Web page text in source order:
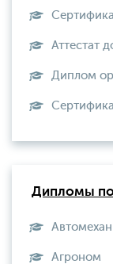
Аттестат
Диплом
Дипломы по
Агроном